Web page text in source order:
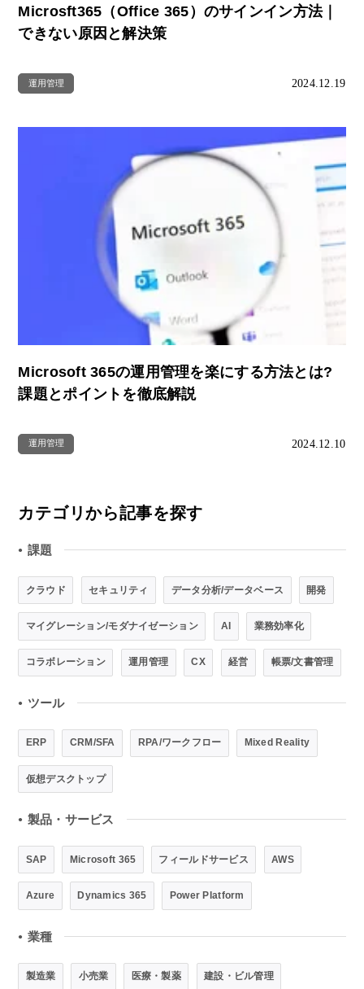
Microsft365（Office 365）のサインイン方法｜
できない原因と解決策
運用管理 2024.12.19
Microsoft 365の運用管理を楽にする方法とは?
課題とポイントを徹底解説
運用管理 2024.12.10
カテゴリから記事を探す
● 課題
クラウド セキュリティ データ分析/データベース 開発
マイグレーション/モダナイゼーション AI 業務効率化
コラボレーション 運用管理 CX 経営 帳票/文書管理
● ツール
ERP CRM/SFA RPA/ワークフロー Mixed Reality
仮想デスクトップ
● 製品・サービス
SAP Microsoft 365 フィールドサービス AWS
Azure Dynamics 365 Power Platform
● 業種
製造業 小売業 医療・製薬 建設・ビル管理